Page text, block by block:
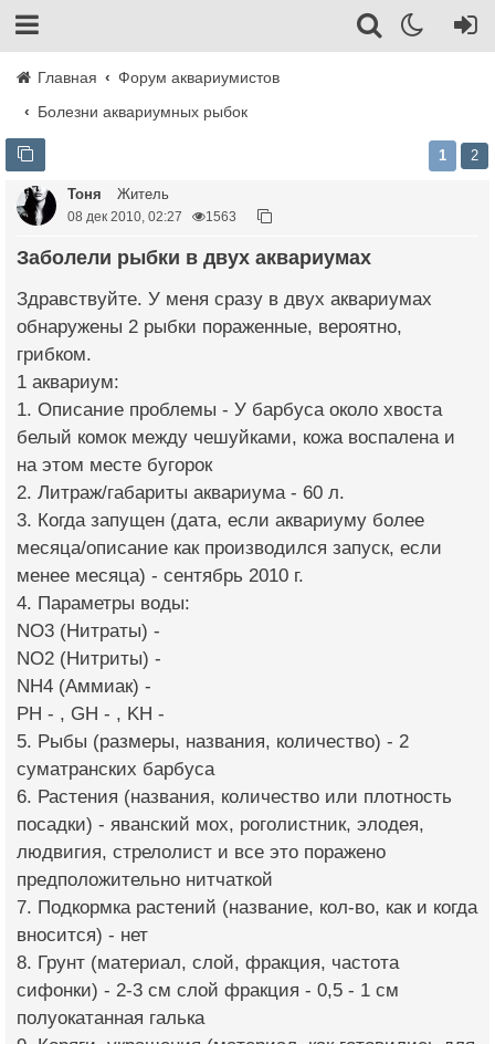
Главная
Форум аквариумистов
Болезни аквариумных рыбок
1 2
Тоня Житель
08 дек 2010, 02:27 1563
заболели рыбки в двух аквариумах
Здравствуйте. У меня сразу в двух аквариумах
обнаружены 2 рыбки пораженные, вероятно,
грибком.
1 аквариум:
1. Описание проблемы - У барбуса около хвоста
белый комок между чешуйками, кожа воспалена и
на этом месте бугорок
2. Литраж/габариты аквариума - 60 л.
3. Когда запущен (дата, если аквариуму более
месяца/описание как производился запуск, если
менее месяца) - сентябрь 2010 г.
4. Параметры воды:
NO3 (Нитраты) -
NO2 (Нитриты) -
NH4 (Аммиак) -
PH - , GH - , KH -
5. Рыбы (размеры, названия, количество) - 2
суматранских барбуса
6. Растения (названия, количество или плотность
посадки) - яванский мох, роголистник, элодея,
людвигия, стрелолист и все это поражено
предположительно нитчаткой
7. Подкормка растений (название, кол-во, как и когда
вносится) - нет
8. Грунт (материал, слой, фракция, частота
сифонки) - 2-3 см слой фракция - 0,5 - 1 см
полуокатанная галька